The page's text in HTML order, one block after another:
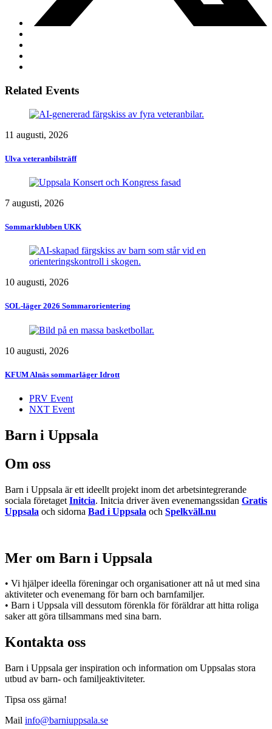
Related Events
11 augusti, 2026
Ulva veteranbilsträff
7 augusti, 2026
Sommarklubben UKK
10 augusti, 2026
SOL-läger 2026 Sommarorientering
10 augusti, 2026
KFUM Alnäs sommarläger Idrott
PRV Event
NXT Event
Barn i Uppsala
Om oss
Barn i Uppsala är ett ideellt projekt inom det arbetsintegrerande
sociala företaget Initcia. Initcia driver även evenemangssidan Gratis
Uppsala och sidorna Bad i Uppsala och Spelkväll.nu
Mer om Barn i Uppsala
• Vi hjälper ideella föreningar och organisationer att nå ut med sina
aktiviteter och evenemang för barn och barnfamiljer.
• Barn i Uppsala vill dessutom förenkla för föräldrar att hitta roliga
saker att göra tillsammans med sina barn.
Kontakta oss
Barn i Uppsala ger inspiration och information om Uppsalas stora
utbud av barn- och familjeaktiviteter.
Tipsa oss gärna!
Mail info@barniuppsala.se